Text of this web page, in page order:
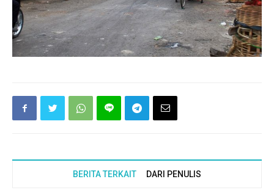
BERITA TERKAIT DARI PENULIS